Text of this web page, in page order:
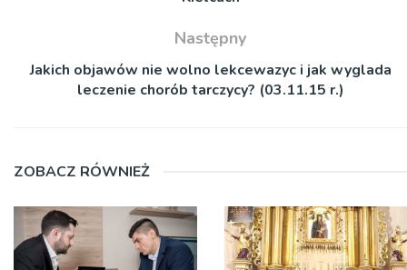
Następny
Jakich objawów nie wolno lekcewazyc i jak wyglada
leczenie chorób tarczycy? (03.11.15 r.)
ZOBACZ RÓWNIEŻ